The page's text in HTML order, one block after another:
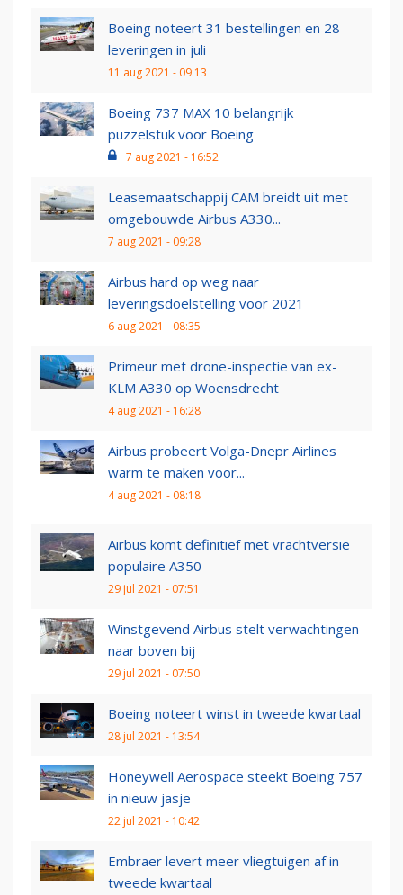
Boeing noteert 31 bestellingen en 28
leveringen in juli
11 aug 2021 - 09:13
Boeing 737 MAX 10 belangrijk
puzzelstuk voor Boeing
7 aug 2021 - 16:52
Leasemaatschappij CAM breidt uit met
omgebouwde Airbus A330...
7 aug 2021 - 09:28
Airbus hard op weg naar
leveringsdoelstelling voor 2021
6 aug 2021 - 08:35
Primeur met drone-inspectie van ex-
KLM A330 op Woensdrecht
4 aug 2021 - 16:28
Airbus probeert Volga-Dnepr Airlines
warm te maken voor...
4 aug 2021 - 08:18
Airbus komt definitief met vrachtversie
populaire A350
29 jul 2021 - 07:51
Winstgevend Airbus stelt verwachtingen
naar boven bij
29 jul 2021 - 07:50
Boeing noteert winst in tweede kwartaal
28 jul 2021 - 13:54
Honeywell Aerospace steekt Boeing 757
in nieuw jasje
22 jul 2021 - 10:42
Embraer levert meer vliegtuigen af in
tweede kwartaal